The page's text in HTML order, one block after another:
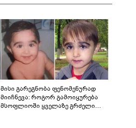
მისი გარეგნობა ფენომენურად
მიიჩნევა: როგორ გამოიყურება
მსოფლიოში ყველაზე გრძელი